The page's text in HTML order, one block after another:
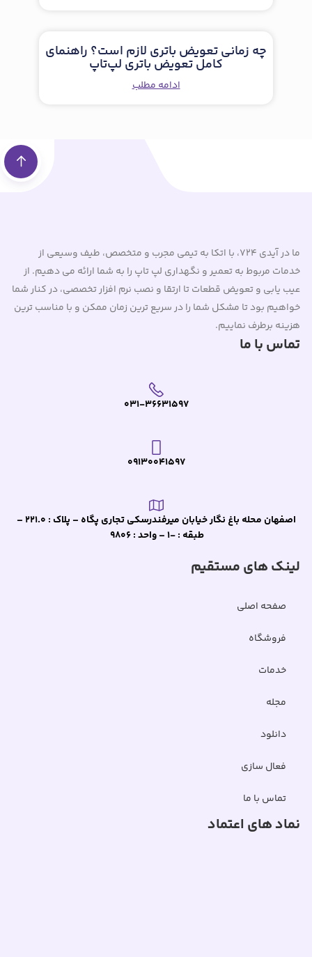
چه زمانی تعویض باتری لازم است؟ راهنمای
کامل تعویض باتری لپ‌تاپ
ادامه مطلب
ما در آیدی 724، با اتکا به تیمی مجرب و متخصص، طیف وسیعی از
خدمات مربوط به تعمیر و نگهداری لپ تاپ را به شما ارائه می دهیم. از
عیب یابی و تعویض قطعات تا ارتقا و نصب نرم افزار تخصصی، در کنار شما
خواهیم بود تا مشکل شما را در سریع ترین زمان ممکن و با مناسب ترین
هزینه برطرف نماییم.
تماس با ما
031-36631597
09130041597
اصفهان محله باغ نگار خیابان میرفندرسکی تجاری پگاه – پلاک : 221.0 –
طبقه : -1 – واحد : 9806
لینک های مستقیم
صفحه اصلی
فروشگاه
خدمات
مجله
دانلود
فعال سازی
تماس با ما
نماد های اعتماد